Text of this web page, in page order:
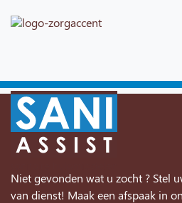
Niet gevonden wat u zocht ? Stel
van dienst! Maak een afspaak in